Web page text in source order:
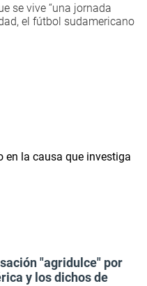
se vive “una jornada
el fútbol sudamericano
"agridulce" por
y los dichos de